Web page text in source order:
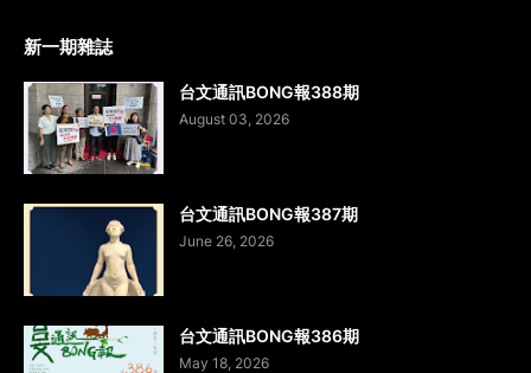
新一期雜誌
台文通訊BONG報388期
August 03, 2026
台文通訊BONG報387期
June 26, 2026
台文通訊BONG報386期
May 18, 2026